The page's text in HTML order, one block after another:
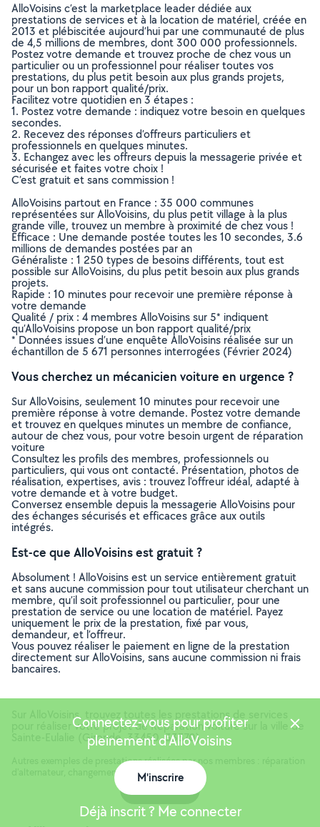
AlloVoisins c’est la marketplace leader dédiée aux
prestations de services et à la location de matériel, créée en
2013 et plébiscitée aujourd’hui par une communauté de plus
de 4,5 millions de membres, dont 300 000 professionnels.
Postez votre demande et trouvez proche de chez vous un
particulier ou un professionnel pour réaliser toutes vos
prestations, du plus petit besoin aux plus grands projets,
pour un bon rapport qualité/prix.
Facilitez votre quotidien en 3 étapes :
1. Postez votre demande : indiquez votre besoin en quelques
secondes.
2. Recevez des réponses d’offreurs particuliers et
professionnels en quelques minutes.
3. Echangez avec les offreurs depuis la messagerie privée et
sécurisée et faites votre choix !
C’est gratuit et sans commission !
AlloVoisins partout en France : 35 000 communes
représentées sur AlloVoisins, du plus petit village à la plus
grande ville, trouvez un membre à proximité de chez vous !
Efficace : Une demande postée toutes les 10 secondes, 3.6
millions de demandes postées par an
Généraliste : 1 250 types de besoins différents, tout est
possible sur AlloVoisins, du plus petit besoin aux plus grands
projets.
Rapide : 10 minutes pour recevoir une première réponse à
votre demande
Qualité / prix : 4 membres AlloVoisins sur 5* indiquent
qu’AlloVoisins propose un bon rapport qualité/prix
* Données issues d’une enquête AlloVoisins réalisée sur un
échantillon de 5 671 personnes interrogées (Février 2024)
Vous cherchez un mécanicien voiture en urgence ?
Sur AlloVoisins, seulement 10 minutes pour recevoir une
première réponse à votre demande. Postez votre demande
et trouvez en quelques minutes un membre de confiance,
autour de chez vous, pour votre besoin urgent de réparation
voiture
Consultez les profils des membres, professionnels ou
particuliers, qui vous ont contacté. Présentation, photos de
réalisation, expertises, avis : trouvez l'offreur idéal, adapté à
votre demande et à votre budget.
Conversez ensemble depuis la messagerie AlloVoisins pour
des échanges sécurisés et efficaces grâce aux outils
intégrés.
Est-ce que AlloVoisins est gratuit ?
Absolument ! AlloVoisins est un service entièrement gratuit
et sans aucune commission pour tout utilisateur cherchant un
membre, qu’il soit professionnel ou particulier, pour une
prestation de service ou une location de matériel. Payez
uniquement le prix de la prestation, fixé par vous,
demandeur, et l’offreur.
Vous pouvez réaliser le paiement en ligne de la prestation
directement sur AlloVoisins, sans aucune commission ni frais
bancaires.
Sur AlloVoisins, trouvez toutes les prestations de services
pour réaliser votre projet de Réparation voiture sur la ville de
Sainte-Eulalie (Gironde, 33450, 33370)
Autres exemples de prestations réalisées par nos membres : réparation
d'alternateur, changement de vitre de voiture, ..
Connectez-vous pour profiter
pleinement d'AlloVoisins
M'inscrire
Déjà inscrit ? Me connecter